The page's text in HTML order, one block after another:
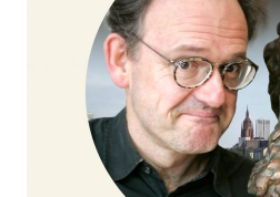
Mundartseptember